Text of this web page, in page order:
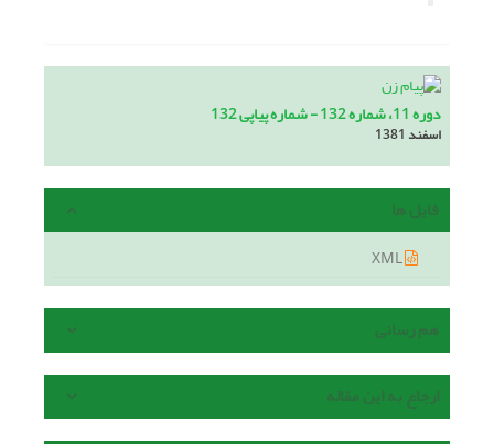
دوره 11، شماره 132 - شماره پیاپی 132
اسفند 1381
فایل ها
هم رسانی
ارجاع به این مقاله